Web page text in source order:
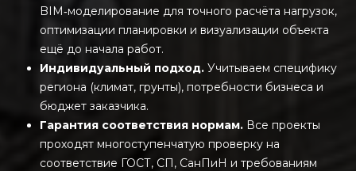
BIM‑моделирование для точного расчёта нагрузок,
оптимизации планировки и визуализации объекта
ещё до начала работ.
Индивидуальный подход. Учитываем специфику
региона (климат, грунты), потребности бизнеса и
бюджет заказчика.
Гарантия соответствия нормам. Все проекты
проходят многоступенчатую проверку на
соответствие ГОСТ, СП, СанПиН и требованиям